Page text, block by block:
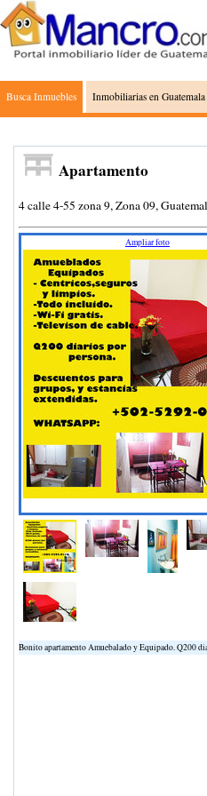
Busca Inmuebles Inmobiliarias en Guatemala
Apartamento
4 calle 4-55 zona 9, Zona 09,
Ampliar foto
Bonito apartamento Amuebalado y Equipado. Q200